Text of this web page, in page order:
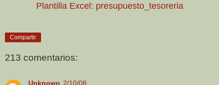
Plantilla Excel: presupuesto_tesoreria
Compartir
213 comentarios:
Unknown 2/10/08